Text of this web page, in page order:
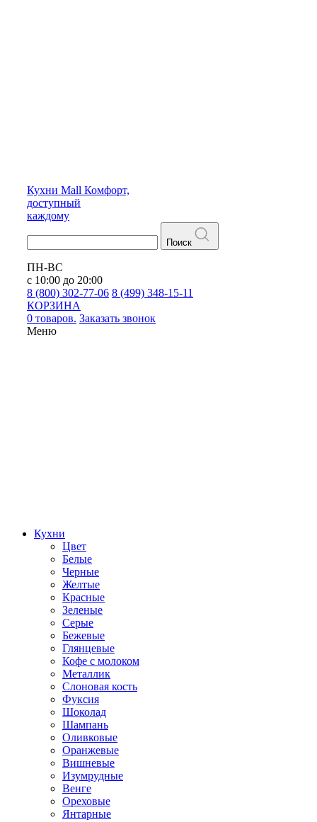
Кухни Mall Комфорт,
доступный
каждому
Поиск
ПН-ВС
с 10:00 до 20:00
8 (800) 302-77-06 8 (499) 348-15-11
КОРЗИНА
0 товаров. Заказать звонок
Меню
Кухни
Цвет
Белые
Черные
Желтые
Красные
Зеленые
Серые
Бежевые
Глянцевые
Кофе с молоком
Металлик
Слоновая кость
Фуксия
Шоколад
Шампань
Оливковые
Оранжевые
Вишневые
Изумрудные
Венге
Ореховые
Янтарные